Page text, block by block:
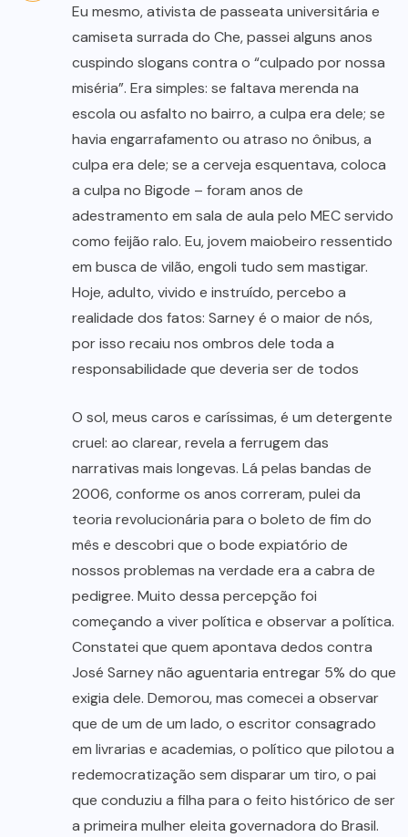
Eu mesmo, ativista de passeata universitária e
camiseta surrada do Che, passei alguns anos
cuspindo slogans contra o “culpado por nossa
miséria”. Era simples: se faltava merenda na
escola ou asfalto no bairro, a culpa era dele; se
havia engarrafamento ou atraso no ônibus, a
culpa era dele; se a cerveja esquentava, coloca
a culpa no Bigode – foram anos de
adestramento em sala de aula pelo MEC servido
como feijão ralo. Eu, jovem maiobeiro ressentido
em busca de vilão, engoli tudo sem mastigar.
Hoje, adulto, vivido e instruído, percebo a
realidade dos fatos: Sarney é o maior de nós,
por isso recaiu nos ombros dele toda a
responsabilidade que deveria ser de todos
O sol, meus caros e caríssimas, é um detergente
cruel: ao clarear, revela a ferrugem das
narrativas mais longevas. Lá pelas bandas de
2006, conforme os anos correram, pulei da
teoria revolucionária para o boleto de fim do
mês e descobri que o bode expiatório de
nossos problemas na verdade era a cabra de
pedigree. Muito dessa percepção foi
começando a viver política e observar a política.
Constatei que quem apontava dedos contra
José Sarney não aguentaria entregar 5% do que
exigia dele. Demorou, mas comecei a observar
que de um de um lado, o escritor consagrado
em livrarias e academias, o político que pilotou a
redemocratização sem disparar um tiro, o pai
que conduziu a filha para o feito histórico de ser
a primeira mulher eleita governadora do Brasil.